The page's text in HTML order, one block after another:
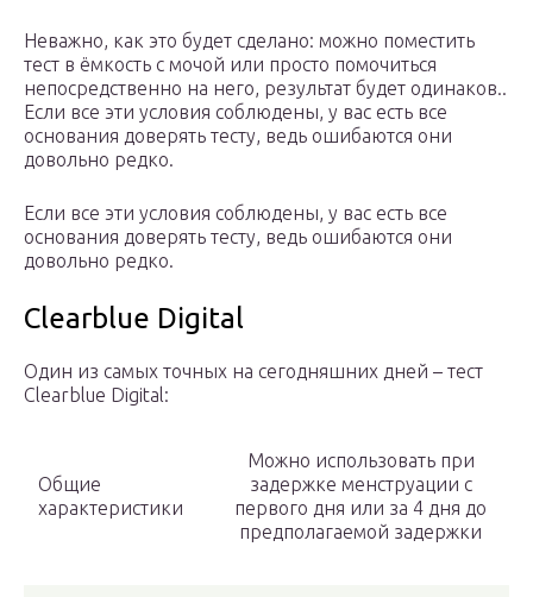
Неважно, как это будет сделано: можно поместить
тест в ёмкость с мочой или просто помочиться
непосредственно на него, результат будет одинаков..
Если все эти условия соблюдены, у вас есть все
основания доверять тесту, ведь ошибаются они
довольно редко.
Если все эти условия соблюдены, у вас есть все
основания доверять тесту, ведь ошибаются они
довольно редко.
Clearblue Digital
Один из самых точных на сегодняшних дней – тест
Clearblue Digital:
Общие
характеристики
Можно использовать при
задержке менструации с
первого дня или за 4 дня до
предполагаемой задержки